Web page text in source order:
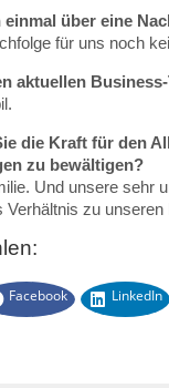
einmal über eine
für uns noch
aktuellen
die Kraft für den
zu bewältigen?
Und unsere sehr
Verhältnis zu unseren
Facebook LinkedIn